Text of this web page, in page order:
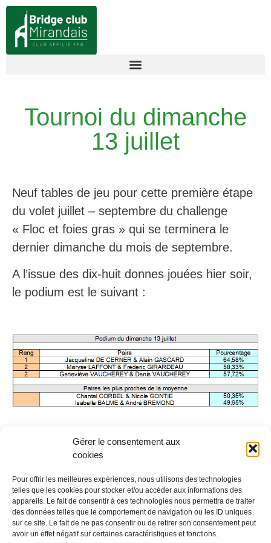
Gérer le consentement aux
cookies
Pour offrir les meilleures expériences, nous utilisons des technologies
telles que les cookies pour stocker et/ou accéder aux informations des
appareils. Le fait de consentir à ces technologies nous permettra de traiter
des données telles que le comportement de navigation ou les ID uniques
sur ce site. Le fait de ne pas consentir ou de retirer son consentement peut
avoir un effet négatif sur certaines caractéristiques et fonctions.
Tournoi du dimanche
13 juillet
Neuf tables de jeu pour cette première étape
du volet juillet – septembre du challenge
« Floc et foies gras » qui se terminera le
dernier dimanche du mois de septembre.
A l’issue des dix-huit donnes jouées hier soir,
le podium est le suivant :
Pour consulter le classement provisoire du
challenge rendez vous sur le site
:bridgegascogne(rubrique Tournois Real
Bridge)
Chantal CORBEL et Nicole GONTIE, de